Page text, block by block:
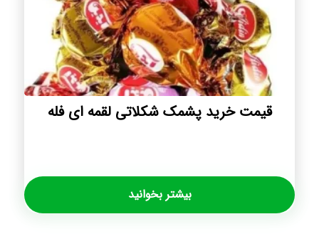
قیمت خرید پشمک شکلاتی لقمه ای فله
بیشتر بخوانید